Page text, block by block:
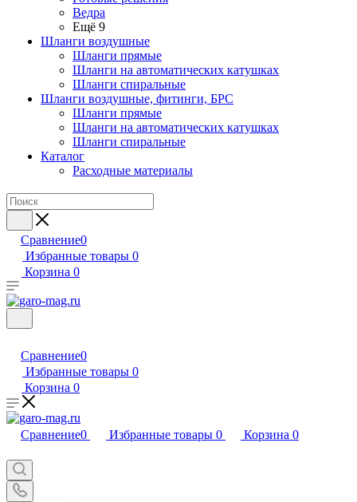
Ведра
Ещё 9
Шланги воздушные
Шланги прямые
Шланги на автоматических катушках
Шланги спиральные
Шланги воздушные, фитинги, БРС
Шланги прямые
Шланги на автоматических катушках
Шланги спиральные
Каталог
Расходные материалы
Сравнение0
Избранные товары 0
Корзина 0
Сравнение0
Избранные товары 0
Корзина 0
Сравнение0 Избранные товары 0 Корзина 0